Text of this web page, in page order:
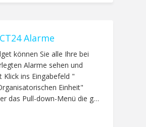
Alarme
können Sie alle Ihre bei
Alarme sehen und
Klick ins Eingabefeld "
Einheit"
das Pull-down-Menü die g…